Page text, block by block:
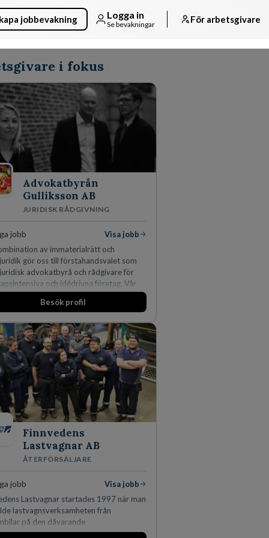
jobbevakning Logga in
Se bevakningar För arbetsgivare
i fokus
Advokatbyrån
Gulliksson AB
JURIDISK RÅDGIVNING
jobb
Visa jobb
av immaterialrätt och
gör oss till förstahandsvalet som
advokatbyrå och rådgivare för
och idédrivna företag. Vår
inom IP-tillgångar har gett oss en
position. Våra klienter väljer
utveckla och kommersialisera
viktigaste tillgångar.
Besök profil
Finnvedens
Lastvagnar AB
ÅTERFÖRSÄLJARE
jobb
Visa jobb
Lastvagnar startades 1997 när man
lastvagnsverksamheten från
på den dåvarande
i Värnamo. Sedan dess har